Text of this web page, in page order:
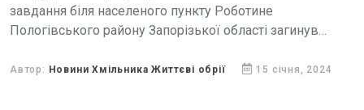
завдання біля населеного пункту Роботине
Пологівського району Запорізької області загинув
Автор: Новини Хмільника Життєві обрії 15 січня, 2024